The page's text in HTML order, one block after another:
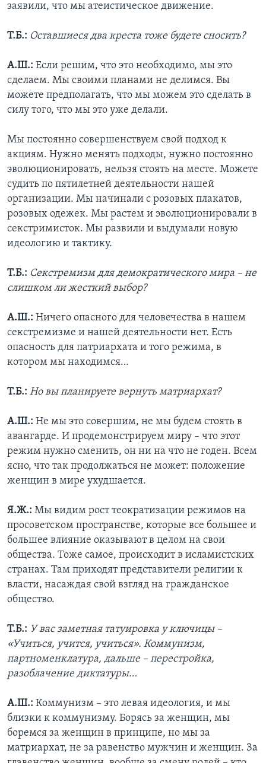
заявили, что мы атеистическое движение.
Т.Б.: Оставшиеся два креста тоже будете сносить?
А.Ш.: Если решим, что это необходимо, мы это
сделаем. Мы своими планами не делимся. Вы
можете предполагать, что мы можем это сделать в
силу того, что мы это уже делали.
Мы постоянно совершенствуем свой подход к
акциям. Нужно менять подходы, нужно постоянно
эволюционировать, нельзя стоять на месте. Можете
судить по пятилетней деятельности нашей
организации. Мы начинали с розовых плакатов,
розовых одежек. Мы растем и эволюционировали в
секстримисток. Мы развили и выдумали новую
идеологию и тактику.
Т.Б.: Секстремизм для демократического мира – не
слишком ли жесткий выбор?
А.Ш.: Ничего опасного для человечества в нашем
секстремизме и нашей деятельности нет. Есть
опасность для патриархата и того режима, в
котором мы находимся…
Т.Б.: Но вы планируете вернуть матриархат?
А.Ш.: Не мы это совершим, не мы будем стоять в
авангарде. И продемонстрируем миру – что этот
режим нужно сменить, он ни на что не годен. Всем
ясно, что так продолжаться не может: положение
женщин в мире ухудшается.
Я.Ж.: Мы видим рост теократизации режимов на
просоветском пространстве, которые все большее и
большее влияние оказывают в целом на свои
общества. Тоже самое, происходит в исламистских
странах. Там приходят представители религии к
власти, насаждая свой взгляд на гражданское
общество.
Т.Б.: У вас заметная татуировка у ключицы –
«Учиться, учится, учиться». Коммунизм,
партноменклатура, дальше – перестройка,
разоблачение диктатуры…
А.Ш.: Коммунизм – это левая идеология, и мы
близки к коммунизму. Борясь за женщин, мы
боремся за женщин в принципе, но мы за
матриархат, не за равенство мужчин и женщин. За